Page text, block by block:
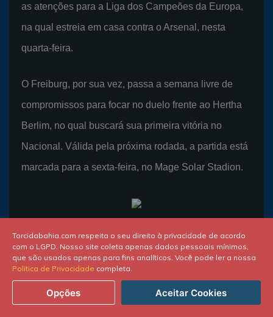
as atenções para a Liga dos Campeões da Europa,
na qual estreia em casa contra o Arsenal, nesta
quarta-feira.
O Freiburg, por sua vez, passa a semana livre de
compromissos para focar no duelo frente ao Hertha
Berlim, no qual buscará sua primeira vitória no
Nacional. Válida pela próxima rodada, a partida está
marcada para a sexta-feira, no Mage Solar Stadion.
Kagawa (número 7) foi um dos destaques da vitória do
Borussia Dortmund neste sábado (foto: Mathias Balk/ AFP)
Em jogo de seis gols, Leverkusen tropeça
Torcidabahia.com respeita o seu direito à privacidade de acordo
com o LGPD. Nosso site coleta apenas dados pessoais mínimos,
que são usados apenas para fins analíticos. Você pode ler a nossa
Politica de Privacidade completa.
Opções Aceitar Cookies